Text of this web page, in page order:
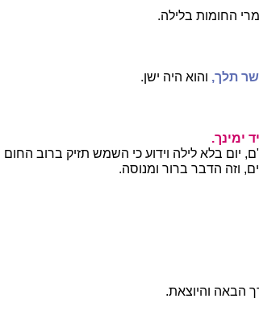
החומות בלילה.
תלך, והוא היה ישן.
ימינך.
יום בלא לילה וידוע כי השמש תזיק ברוב
וזה הדבר ברור ומנוסה.
הבאה והיוצאת.